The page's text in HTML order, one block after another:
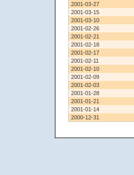
2001-03-27
2001-03-15
2001-03-10
2001-02-26
2001-02-21
2001-02-18
2001-02-17
2001-02-11
2001-02-10
2001-02-09
2001-02-03
2001-01-28
2001-01-21
2001-01-14
2000-12-31